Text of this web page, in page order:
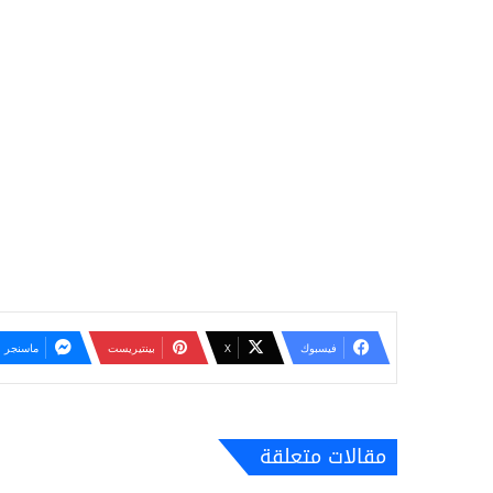
فيسبوك ‫X بينتيريست ماسنجر
مقالات متعلقة